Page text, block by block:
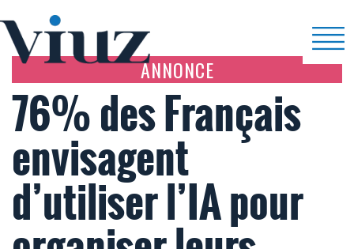
ANNONCE
76% des Français
envisagent
d’utiliser l’IA pour